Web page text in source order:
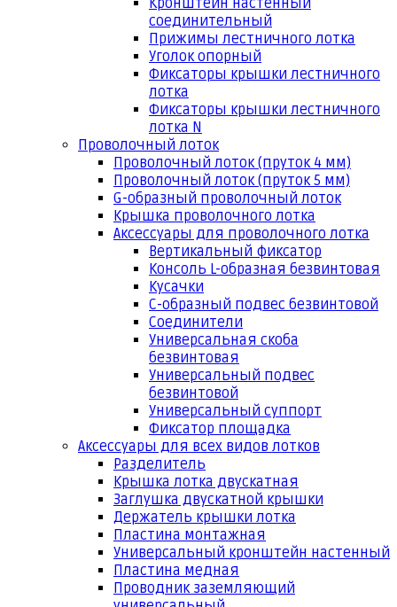
Кронштейн настенный
соединительный
Прижимы лестничного лотка
Уголок опорный
Фиксаторы крышки лестничного
лотка
Фиксаторы крышки лестничного
лотка N
Проволочный лоток
Проволочный лоток (пруток 4 мм)
Проволочный лоток (пруток 5 мм)
G-образный проволочный лоток
Крышка проволочного лотка
Аксессуары для проволочного лотка
Вертикальный фиксатор
Консоль L-образная безвинтовая
Кусачки
С-образный подвес безвинтовой
Соединители
Универсальная скоба
безвинтовая
Универсальный подвес
безвинтовой
Универсальный суппорт
Фиксатор площадка
Аксессуары для всех видов лотков
Разделитель
Крышка лотка двускатная
Заглушка двускатной крышки
Держатель крышки лотка
Пластина монтажная
Универсальный кронштейн настенный
Пластина медная
Проводник заземляющий